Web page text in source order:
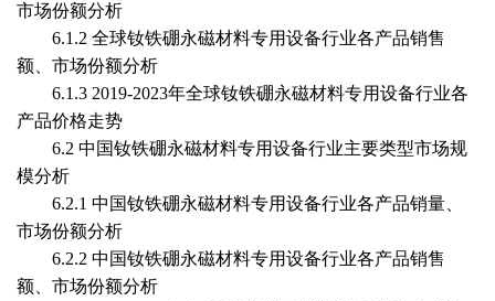
市场份额分析
6.1.2 全球钕铁硼永磁材料专用设备行业各产品销售
额、市场份额分析
6.1.3 2019-2023年全球钕铁硼永磁材料专用设备行业各
产品价格走势
6.2 中国钕铁硼永磁材料专用设备行业主要类型市场规
模分析
6.2.1 中国钕铁硼永磁材料专用设备行业各产品销量、
市场份额分析
6.2.2 中国钕铁硼永磁材料专用设备行业各产品销售
额、市场份额分析